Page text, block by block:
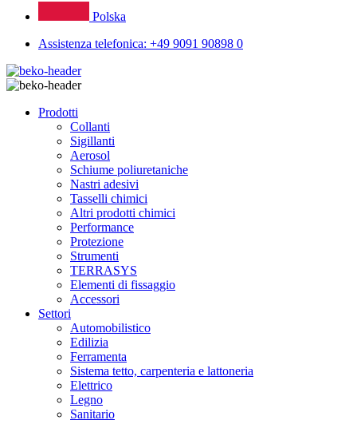
Polska
Assistenza telefonica: +49 9091 90898 0
Prodotti
Collanti
Sigillanti
Aerosol
Schiume poliuretaniche
Nastri adesivi
Tasselli chimici
Altri prodotti chimici
Performance
Protezione
Strumenti
TERRASYS
Elementi di fissaggio
Accessori
Settori
Automobilistico
Edilizia
Ferramenta
Sistema tetto, carpenteria e lattoneria
Elettrico
Legno
Sanitario